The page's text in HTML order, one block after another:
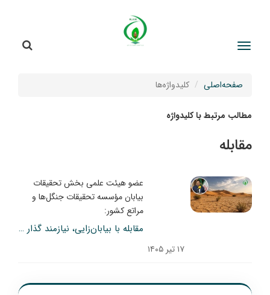
صفحه‌اصلی کلیدواژه‌ها
مطالب مرتبط با کلیدواژه
مقابله
عضو هیئت علمی بخش تحقیقات
بیابان مؤسسه تحقیقات جنگل‌ها و
مراتع کشور:
مقابله با بیابان‌زایی، نیازمند گذار از مدیریت فنی به حکمرانی اجتماعی–اکولوژیکی است
۱۷ تیر ۱۴۰۵